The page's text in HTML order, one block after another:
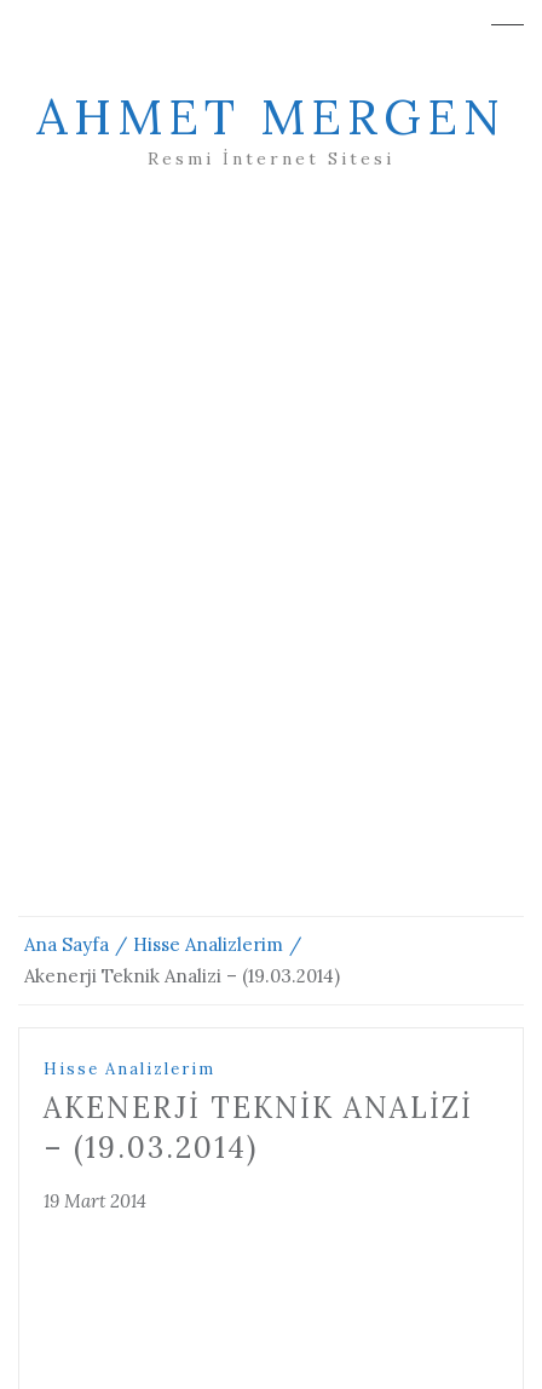
AHMET MERGEN
Resmi İnternet Sitesi
Ana Sayfa
Hisse Analizlerim
Akenerji Teknik Analizi – (19.03.2014)
Hisse Analizlerim
AKENERJI TEKNIK ANALIZI
– (19.03.2014)
19 Mart 2014